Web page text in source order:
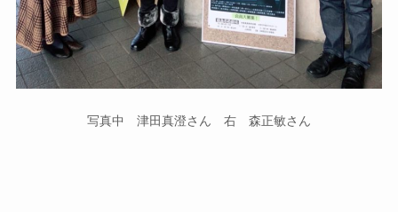
写真中 津田真澄さん 右 森正敏さん